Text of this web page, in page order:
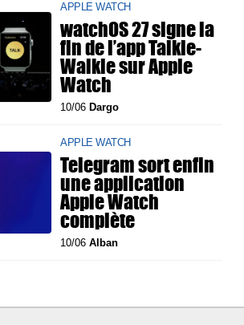
APPLE WATCH
watchOS 27 signe la
fin de l’app Talkie-
Walkie sur Apple
Watch
10/06 Dargo
APPLE WATCH
Telegram sort enfin
une application
Apple Watch
complète
10/06Alban